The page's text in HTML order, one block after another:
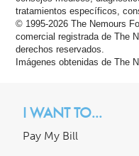
tratamientos específicos,
© 1995-2026 The Nemours
comercial registrada de The
derechos reservados.
Imágenes obtenidas de The
I WANT TO...
Pay My Bill